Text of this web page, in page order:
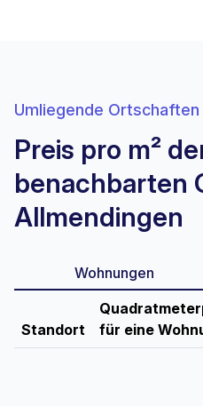
Umliegende Ortschaften
Preis pro m²
benachbarten
Allmendingen
Wohnungen
Standort
für eine